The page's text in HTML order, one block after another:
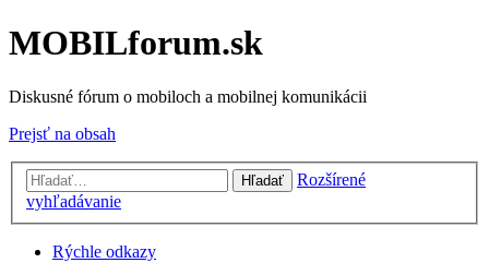
MOBILforum.sk
Diskusné fórum o mobiloch a mobilnej komunikácii
Prejsť na obsah
Hľadať
Rozšírené
vyhľadávanie
Rýchle odkazy